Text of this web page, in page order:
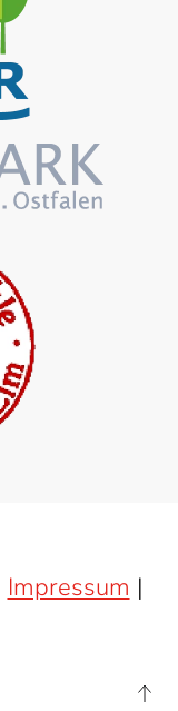
Impressum |